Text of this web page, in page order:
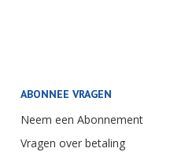
ABONNEE VRAGEN
Neem een Abonnement
Vragen over betaling